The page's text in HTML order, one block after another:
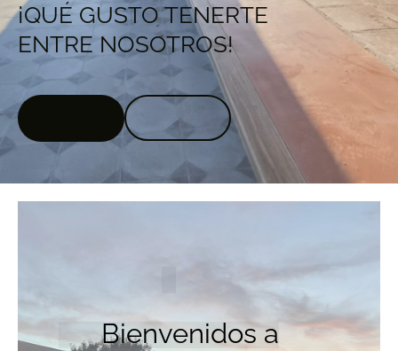
¡QUÉ GUSTO TENERTE
ENTRE NOSOTROS!
Bienvenidos a